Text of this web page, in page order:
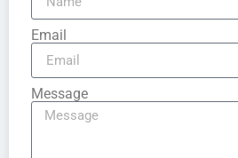
Email
Message